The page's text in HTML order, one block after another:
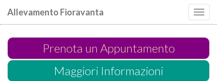
Allevamento Fioravanta
Prenota un Appuntamento
Maggiori Informazioni